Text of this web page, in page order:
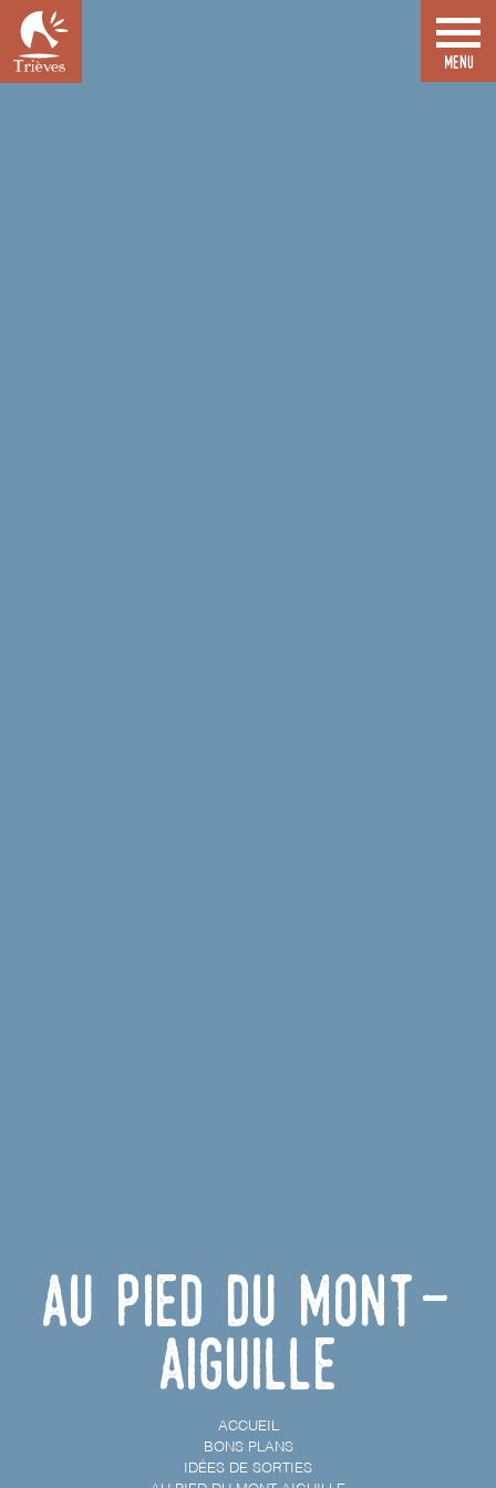
Au pied du Mont-
Aiguille
ACCUEIL
BONS PLANS
IDÉES DE SORTIES